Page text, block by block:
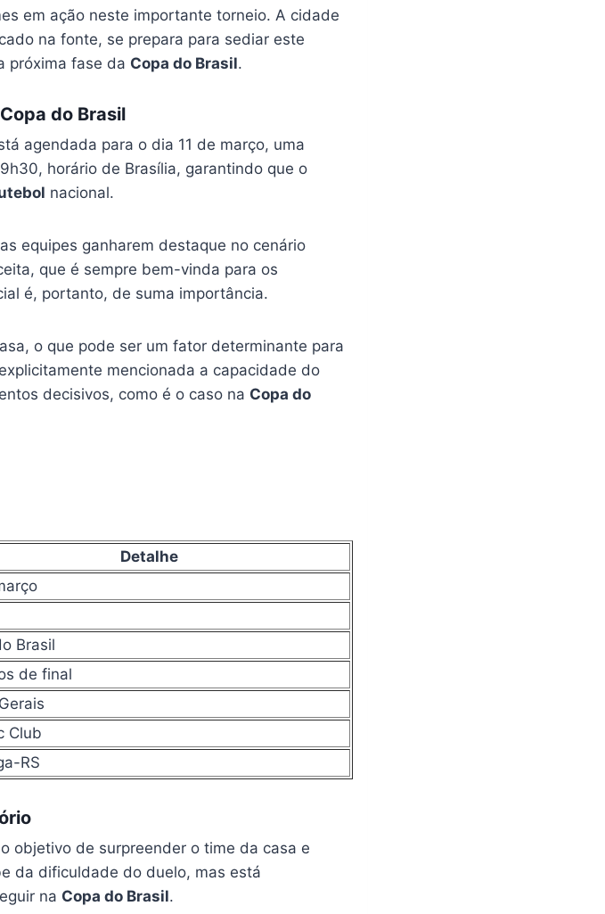
em ação neste importante torneio. A cidade
na fonte, se prepara para sediar este
próxima fase da Copa do Brasil.
do Brasil
agendada para o dia 11 de março, uma
horário de Brasília, garantindo que o
nacional.
equipes ganharem destaque no cenário
que é sempre bem-vinda para os
é, portanto, de suma importância.
o que pode ser um fator determinante para
mencionada a capacidade do
decisivos, como é o caso na Copa do
Detalhe
Brasil
de final
Club
RS
objetivo de surpreender o time da casa e
da dificuldade do duelo, mas está
na Copa do Brasil.